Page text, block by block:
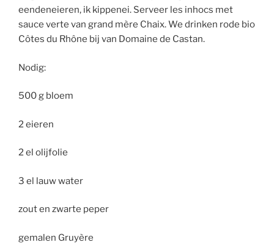
eendeneieren, ik kippenei. Serveer les inhocs met
sauce verte van grand mère Chaix. We drinken rode bio
Côtes du Rhône bij van Domaine de Castan.
Nodig:
500 g bloem
2 eieren
2 el olijfolie
3 el lauw water
zout en zwarte peper
gemalen Gruyère